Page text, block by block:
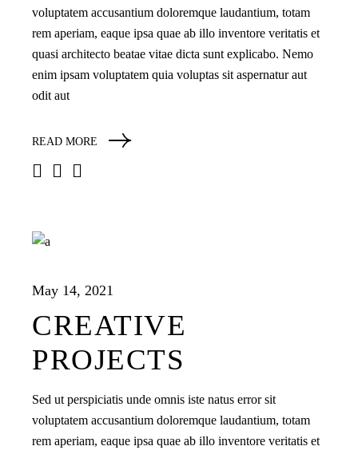
voluptatem accusantium doloremque laudantium, totam
rem aperiam, eaque ipsa quae ab illo inventore veritatis et
quasi architecto beatae vitae dicta sunt explicabo. Nemo
enim ipsam voluptatem quia voluptas sit aspernatur aut
odit aut
READ MORE
May 14, 2021
CREATIVE
PROJECTS
Sed ut perspiciatis unde omnis iste natus error sit
voluptatem accusantium doloremque laudantium, totam
rem aperiam, eaque ipsa quae ab illo inventore veritatis et